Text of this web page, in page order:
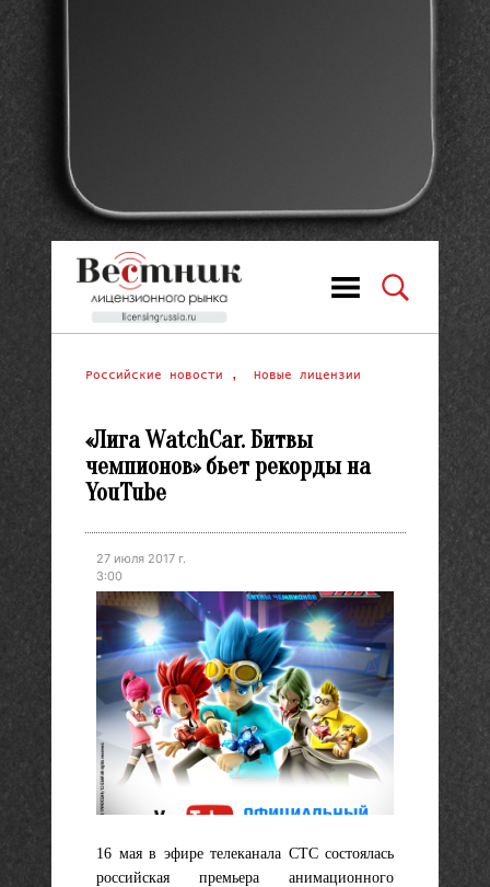
Российские новости , Новые лицензии
«Лига WatchCar. Битвы
чемпионов» бьет рекорды на
YouTube
27 июля 2017 г.
3:00
16 мая в эфире телеканала СТС состоялась
российская премьера анимационного